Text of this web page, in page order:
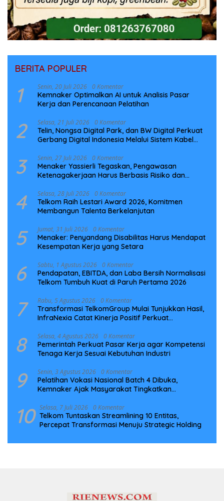
BERITA POPULER
1 Senin, 20 Juli 2026 0 Komentar
Kemnaker Optimalkan AI untuk Analisis Pasar
Kerja dan Perencanaan Pelatihan
2 Selasa, 21 Juli 2026 0 Komentar
Telin, Nongsa Digital Park, dan BW Digital Perkuat
Gerbang Digital Indonesia Melalui Sistem Kabel
3 Senin, 27 Juli 2026 0 Komentar
Menaker Yassierli Tegaskan, Pengawasan
Ketenagakerjaan Harus Berbasis Risiko dan
4 Selasa, 28 Juli 2026 0 Komentar
Telkom Raih Lestari Award 2026, Komitmen
Membangun Talenta Berkelanjutan
5 Jumat, 31 Juli 2026 0 Komentar
Menaker: Penyandang Disabilitas Harus Mendapat
Kesempatan Kerja yang Setara
6 Sabtu, 1 Agustus 2026 0 Komentar
Pendapatan, EBITDA, dan Laba Bersih Normalisasi
Telkom Tumbuh Kuat di Paruh Pertama 2026
7 Rabu, 5 Agustus 2026 0 Komentar
Transformasi TelkomGroup Mulai Tunjukkan Hasil,
InfraNexia Catat Kinerja Positif Perkuat
8 Selasa, 4 Agustus 2026 0 Komentar
Pemerintah Perkuat Pasar Kerja agar Kompetensi
Tenaga Kerja Sesuai Kebutuhan Industri
9 Senin, 3 Agustus 2026 0 Komentar
Pelatihan Vokasi Nasional Batch 4 Dibuka,
Kemnaker Ajak Masyarakat Tingkatkan
10 Selasa, 7 Juli 2026 0 Komentar
Telkom Tuntaskan Streamlining 10 Entitas,
Percepat Transformasi Menuju Strategic Holding